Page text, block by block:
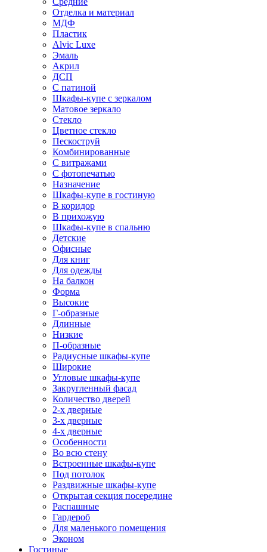
Отделка и материал
МДФ
Пластик
Alvic Luxe
Эмаль
Акрил
ДСП
С патиной
Шкафы-купе с зеркалом
Матовое зеркало
Стекло
Цветное стекло
Пескоструй
Комбинированные
С витражами
С фотопечатью
Назначение
Шкафы-купе в гостиную
В коридор
В прихожую
Шкафы-купе в спальню
Детские
Офисные
Для книг
Для одежды
На балкон
Форма
Высокие
Г-образные
Длинные
Низкие
П-образные
Радиусные шкафы-купе
Широкие
Угловые шкафы-купе
Закругленный фасад
Количество дверей
2-х дверные
3-х дверные
4-х дверные
Особенности
Во всю стену
Встроенные шкафы-купе
Под потолок
Раздвижные шкафы-купе
Открытая секция посередине
Распашные
Гардероб
Для маленького помещения
Эконом
Гостиные